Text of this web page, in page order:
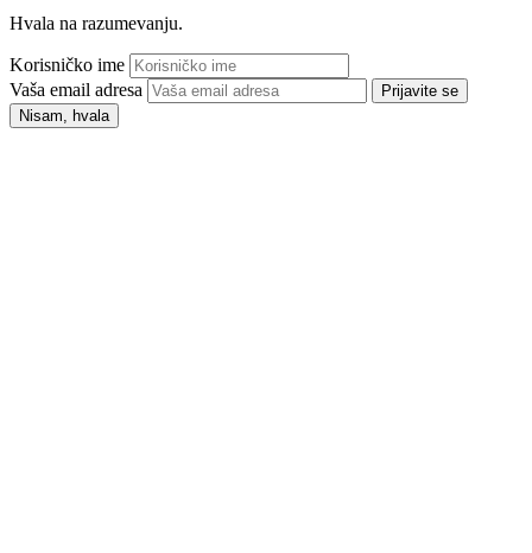
Hvala na razumevanju.
Korisničko ime
Vaša email adresa
Prijavite se
Nisam, hvala